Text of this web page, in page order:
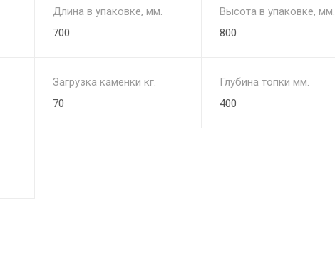
Длина в упаковке, мм.
700
Высота в упаковке, мм.
800
Загрузка каменки кг.
70
Глубина топки мм.
400